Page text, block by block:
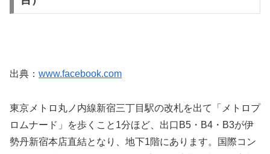
出典： www.facebook.com
東京メトロ丸ノ内線新宿三丁目駅の改札を出て「メトロプ
ロムナード」を歩くこと1分ほど、出口B5・B4・B3が伊
勢丹新宿本店直結となり、地下1階にあります。国際コン